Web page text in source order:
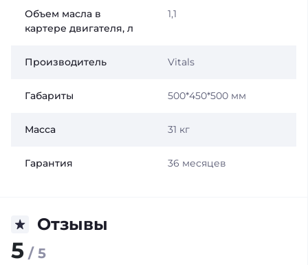
Объем масла в
картере двигателя, л
1,1
Производитель Vitals
Габариты 500*450*500 мм
Масса 31 кг
Гарантия 36 месяцев
Отзывы
5 / 5